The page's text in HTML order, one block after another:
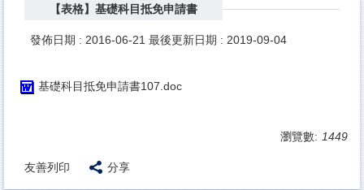
學術活動
研討會訊息及論文徵稿
【表格】基礎科目抵免申請書
發佈日期 : 2016-06-21 最後更新日期 : 2019-09-04
基礎科目抵免申請書107.doc
瀏覽數: 1449
友善列印 分享